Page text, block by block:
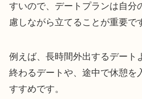
すいので、デートプランは自分
慮しながら立てることが重要で
例えば、長時間外出するデート
終わるデートや、途中で休憩を
すすめです。